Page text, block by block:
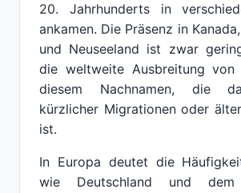
20. Jahrhunderts in
ankamen. Die Präsenz in
und Neuseeland ist zwar
die weltweite Ausbreitung von
diesem Nachnamen, die
kürzlicher Migrationen oder
ist.
In Europa deutet die
wie Deutschland und dem